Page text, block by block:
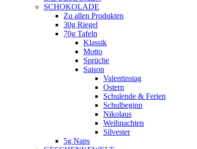
SCHOKOLADE
Zu allen Produkten
30g Riegel
70g Tafeln
Klassik
Motto
Sprüche
Saison
Valentinstag
Ostern
Schulende & Ferien
Schulbeginn
Nikolaus
Weihnachten
Silvester
5g Naps